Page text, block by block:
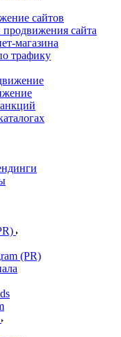
сайтов
продвижения сайта
магазина
трафику
(PR)